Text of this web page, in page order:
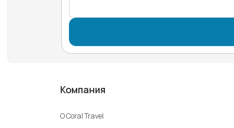
Компания
О Coral Travel